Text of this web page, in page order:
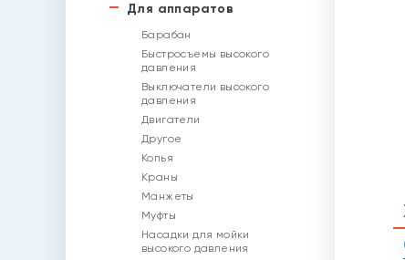
Для аппаратов
Барабан
Быстросъемы высокого
давления
Выключатели высокого
давления
Двигатели
Другое
Копья
Краны
Манжеты
Муфты
Насадки для мойки
высокого давления